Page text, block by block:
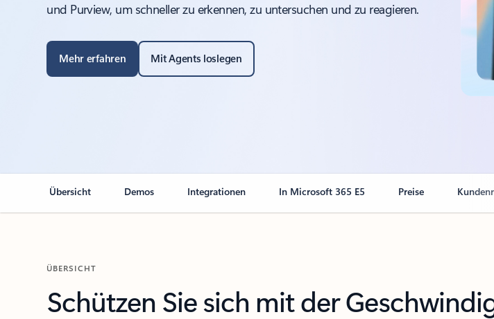
und Purview, um schneller zu erkennen, zu untersuchen und zu reagieren.
Mehr erfahren Mit Agents loslegen
Übersicht Demos Integrationen In Microsoft 365 E5 Preise
ÜBERSICHT
Schützen Sie sich mit der